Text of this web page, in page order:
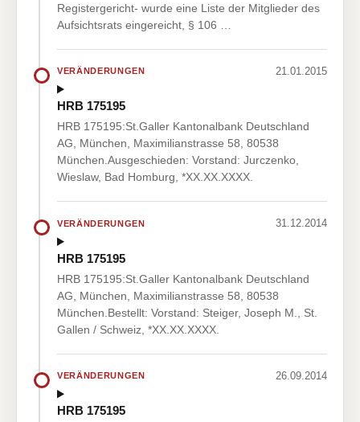
Registergericht- wurde eine Liste der Mitglieder des
Aufsichtsrats eingereicht, § 106 …
VERÄNDERUNGEN 21.01.2015
HRB 175195
HRB 175195:St.Galler Kantonalbank Deutschland
AG, München, Maximilianstrasse 58, 80538
München.Ausgeschieden: Vorstand: Jurczenko,
Wieslaw, Bad Homburg, *XX.XX.XXXX.
VERÄNDERUNGEN 31.12.2014
HRB 175195
HRB 175195:St.Galler Kantonalbank Deutschland
AG, München, Maximilianstrasse 58, 80538
München.Bestellt: Vorstand: Steiger, Joseph M., St.
Gallen / Schweiz, *XX.XX.XXXX.
VERÄNDERUNGEN 26.09.2014
HRB 175195